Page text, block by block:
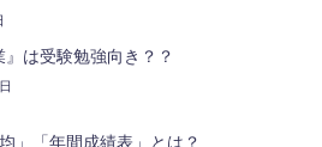
』は受験勉強向き？？
」「年間成績表」とは？